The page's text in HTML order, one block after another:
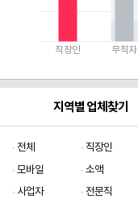
직장인 무직자
지역별 업체찾기
전체 직장인
모바일
소액
사업자
전문직